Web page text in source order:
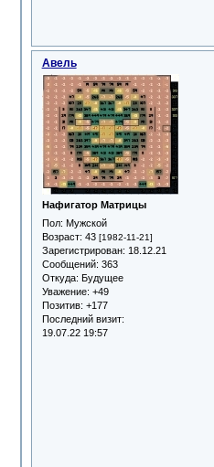
Авель
Нафигатор Матрицы
Пол: Мужской
Возраст: 43 [1982-11-21]
Зарегистрирован: 18.12.21
Сообщений: 363
Откуда: Будущее
Уважение: +49
Позитив: +177
Последний визит:
19.07.22 19:57